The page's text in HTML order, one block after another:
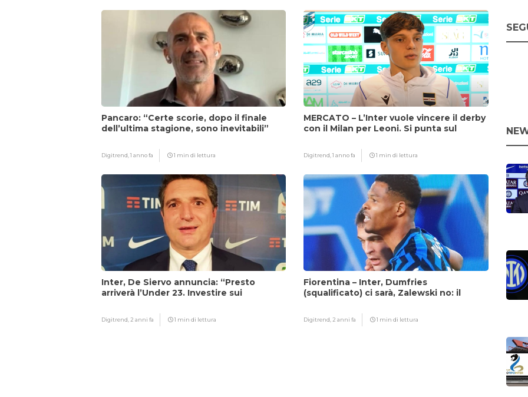
Pancaro: “Certe scorie, dopo il finale
dell’ultima stagione, sono inevitabili”
Digitrend,1 anno fa 1 min di lettura
MERCATO – L’Inter vuole vincere il derby
con il Milan per Leoni. Si punta sul
Digitrend,1 anno fa 1 min di lettura
Inter, De Siervo annuncia: “Presto
arriverà l’Under 23. Investire sui
Digitrend,2 anni fa 1 min di lettura
Fiorentina – Inter, Dumfries
(squalificato) ci sarà, Zalewski no: il
Digitrend,2 anni fa 1 min di lettura